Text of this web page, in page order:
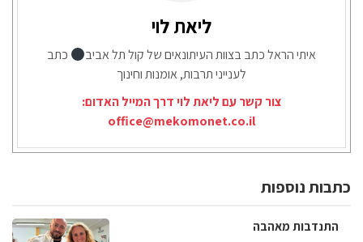
ליאת לוי
איתי הראל כתב בצוות העיתונאים של קול תל אביב
כתב
לענייני תרבות, אומנות וחינוך
צור קשר עם ליאת לוי דרך המייל האדום:
office@mekomonet.co.il
כתבות נוספות
התנדבות מאהבה